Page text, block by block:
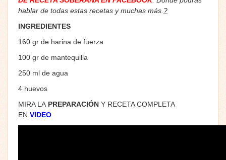
hablar de todas estas recetas y muchas más. ?
INGREDIENTES
160 gr de harina de fuerza
100 gr de mantequilla
250 ml de agua
4 huevos
MIRA LA PREPARACIÓN Y RECETA COMPLETA
EN VIDEO